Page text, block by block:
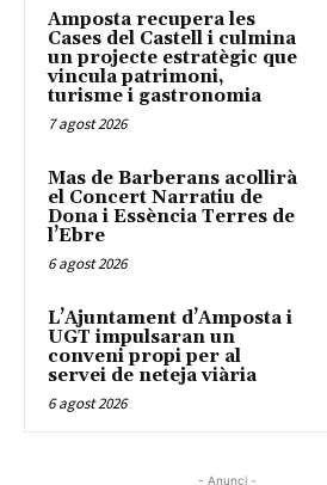
Amposta recupera les
Cases del Castell i culmina
un projecte estratègic que
vincula patrimoni,
turisme i gastronomia
7 agost 2026
Mas de Barberans acollirà
el Concert Narratiu de
Dona i Essència Terres de
l’Ebre
6 agost 2026
L’Ajuntament d’Amposta i
UGT impulsaran un
conveni propi per al
servei de neteja viària
6 agost 2026
- Anunci -